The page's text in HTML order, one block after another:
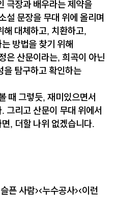
극장과 배우라는 제약을
설 문장을 무대 위에 올리며
해 대체하고, 치환하고,
방법을 찾기 위해
은 산문이라는, 희곡이 아닌
을 탐구하고 확인하는
때 그렇듯, 재미있으면서
그리고 산문이 무대 위에서
, 더할 나위 없겠습니다.
픈 사람><누수공사><이런